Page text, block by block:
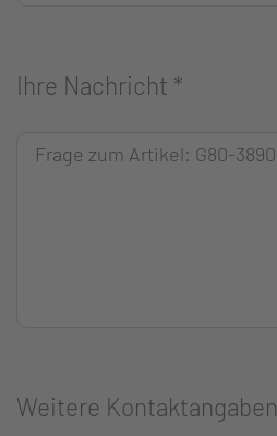
Ihre Nachricht *
Weitere Kontaktangaben